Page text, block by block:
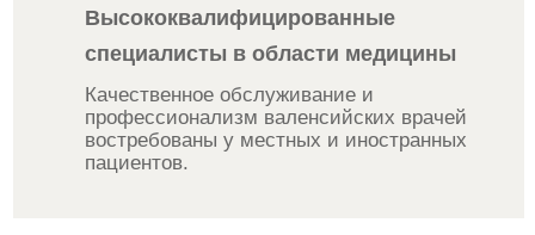
Высококвалифицированные
специалисты в области медицины
Качественное обслуживание и
профессионализм валенсийских врачей
востребованы у местных и иностранных
пациентов.